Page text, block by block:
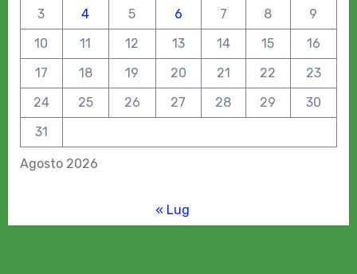
Agosto 2026
3
4 5 6 7 8
9
10
11 12 13 14 15
16
17
18 19 20 21 22
23
24
25 26 27 28 29
30
31
« Lug